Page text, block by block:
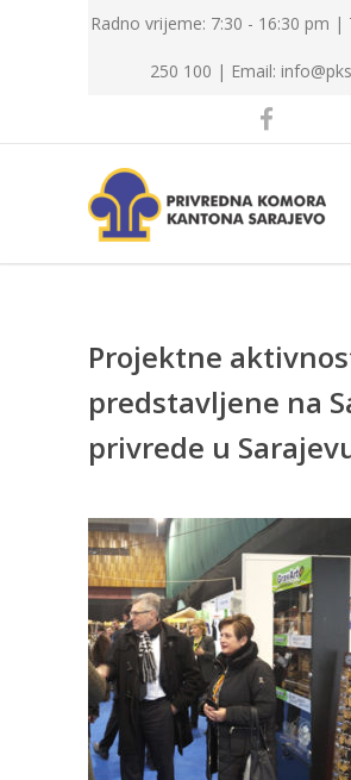
Radno vrijeme: 7:30 - 16:30 pm |
250 100 | Email:
Projektne
predstavljene na
privrede u